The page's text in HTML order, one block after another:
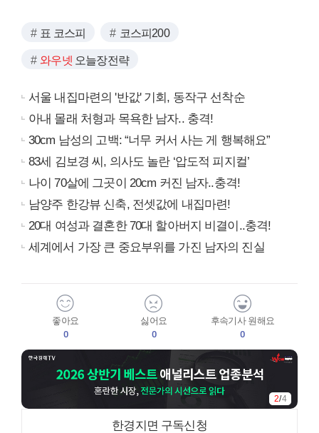
표 코스피 코스피200
와우넷 오늘장전략
서울 내집마련의 '반값' 기회, 동작구 선착순
아내 몰래 처형과 목욕한 남자.. 충격!
30cm 남성의 고백: “너무 커서 사는 게 행복해요”
83세 김보경 씨, 의사도 놀란 ‘압도적 피지컬’
나이 70살에 그곳이 20cm 커진 남자..충격!
남양주 한강뷰 신축, 전셋값에 내집마련!
20대 여성과 결혼한 70대 할아버지 비결이..충격!
세계에서 가장 큰 중요부위를 가진 남자의 진실
좋아요
0
싫어요
0
후속기사 원해요
0
3/4
한경지면 구독신청